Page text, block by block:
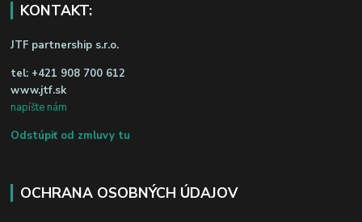
KONTAKT:
JTF partnership s.r.o.
tel: +421 908 700 612
www.jtf.sk
napíšte nám
Odstúpiť od zmluvy tu
OCHRANA OSOBNÝCH ÚDAJOV